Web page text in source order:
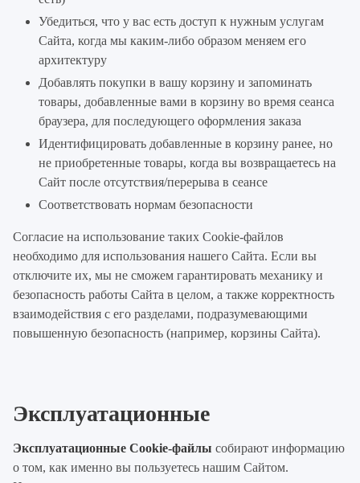
Убедиться, что у вас есть доступ к нужным услугам
Сайта, когда мы каким-либо образом меняем его
архитектуру
Добавлять покупки в вашу корзину и запоминать
товары, добавленные вами в корзину во время сеанса
браузера, для последующего оформления заказа
Идентифицировать добавленные в корзину ранее, но
не приобретенные товары, когда вы возвращаетесь на
Сайт после отсутствия/перерыва в сеансе
Соответствовать нормам безопасности
Согласие на использование таких Cookie-файлов
необходимо для использования нашего Сайта. Если вы
отключите их, мы не сможем гарантировать механику и
безопасность работы Сайта в целом, а также корректность
взаимодействия с его разделами, подразумевающими
повышенную безопасность (например, корзины Сайта).
Эксплуатационные
Эксплуатационные Cookie-файлы собирают информацию
о том, как именно вы пользуетесь нашим Сайтом.